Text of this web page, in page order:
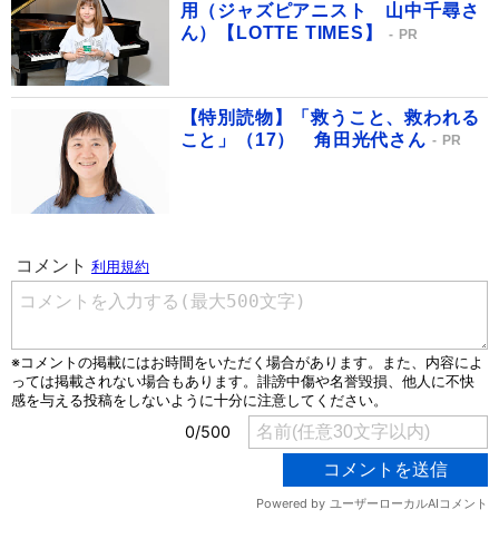
用（ジャズピアニスト 山中千尋さ
ん）【LOTTE TIMES】
PR
【特別読物】「救うこと、救われる
こと」（17） 角田光代さん
PR